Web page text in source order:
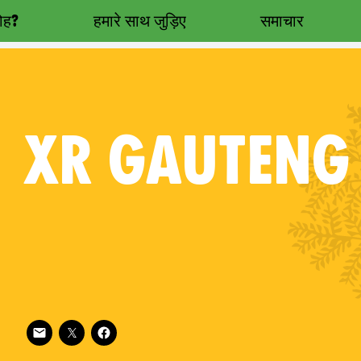
हमारे साथ जुड़िए समाचार
XR GAUTENG
Follow XR Gauteng on